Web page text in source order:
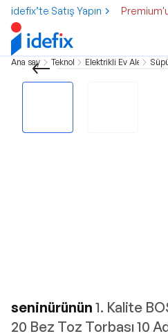
idefix’te Satış Yapın
Ana sayfa Teknoloji Elektrikli Ev Aletleri
seninürünün 1. Kalite
20 Bez Toz Torbası 10